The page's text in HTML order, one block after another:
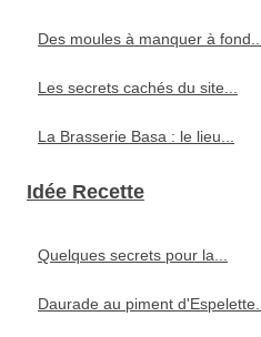
Des moules à manquer à fond...
Les secrets cachés du site...
La Brasserie Basa : le lieu...
Idée Recette
Quelques secrets pour la...
Daurade au piment d'Espelette...